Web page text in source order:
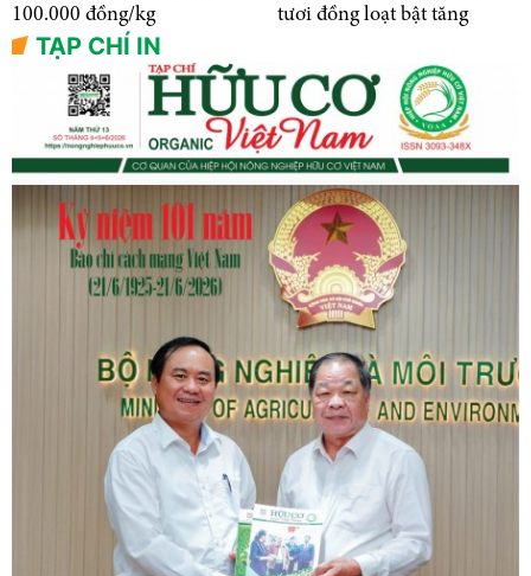
100.000 đồng/kg
tươi đồng loạt bật tăng
TẠP CHÍ IN